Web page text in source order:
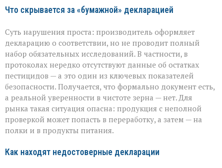
Что скрывается за «бумажной» декларацией
Суть нарушения проста: производитель оформляет
декларацию о соответствии, но не проводит полный
набор обязательных исследований. В частности, в
протоколах нередко отсутствуют данные об остатках
пестицидов — а это один из ключевых показателей
безопасности. Получается, что формально документ есть,
а реальной уверенности в чистоте зерна — нет. Для
рынка такая ситуация опасна: продукция с неполной
проверкой может попасть в переработку, а затем — на
полки и в продукты питания.
Как находят недостоверные декларации